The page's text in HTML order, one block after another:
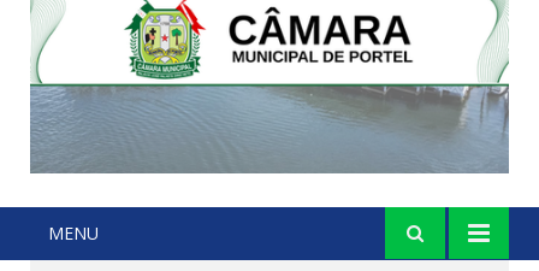
MENU